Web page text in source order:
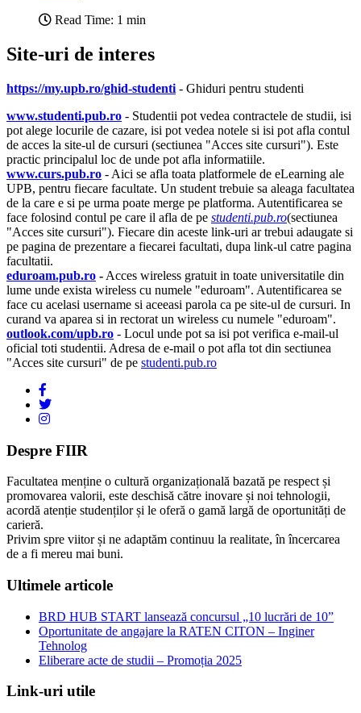
Read Time: 1 min
Site-uri de interes
https://my.upb.ro/ghid-studenti - Ghiduri pentru studenti
www.studenti.pub.ro - Studentii pot vedea contractele de studii, isi
pot alege locurile de cazare, isi pot vedea notele si isi pot afla contul
de acces la site-ul de cursuri (sectiunea "Acces site cursuri"). Este
practic principalul loc de unde pot afla informatiile.
www.curs.pub.ro - Aici se afla toata platformele de eLearning ale
UPB, pentru fiecare facultate. Un student trebuie sa aleaga facultatea
de la care e si pe urma poate merge pe platforma. Autentificarea se
face folosind contul pe care il afla de pe studenti.pub.ro(sectiunea
"Acces site cursuri"). Fiecare din aceste link-uri ar trebui adaugate si
pe pagina de prezentare a fiecarei facultati, dupa link-ul catre pagina
facultatii.
eduroam.pub.ro - Acces wireless gratuit in toate universitatile din
lume unde exista wireless cu numele "eduroam". Autentificarea se
face cu acelasi username si aceeasi parola ca pe site-ul de cursuri. In
curand va aparea si in rectorat un wireless cu numele "eduroam".
outlook.com/upb.ro - Locul unde pot sa isi pot verifica e-mail-ul
oficial toti studentii. Adresa de e-mail o pot afla tot din sectiunea
"Acces site cursuri" de pe studenti.pub.ro
Despre FIIR
Facultatea menține o cultură organizațională bazată pe respect și
promovarea valorii, este deschisă către inovare și noi tehnologii,
acordă atenție studenților și le oferă o gamă largă de oportunități de
carieră.
Privim spre viitor și ne adaptăm continuu la realitate, în încercarea
de a fi mereu mai buni.
Ultimele articole
BRD HUB START lansează concursul „10 lucrări de 10”
Oportunitate de angajare la RATEN CITON – Inginer
Tehnolog
Eliberare acte de studii – Promoția 2025
Link-uri utile